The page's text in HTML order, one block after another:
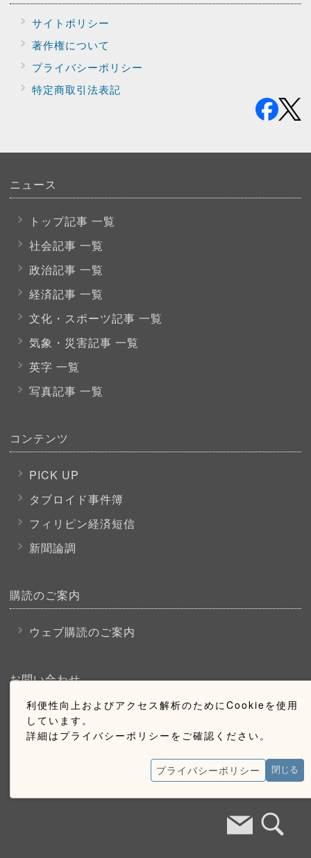
利便性向上およびアクセス解析のためにCookieを使用
しています。
詳細はプライバシーポリシーをご確認ください。
プライバシーポリシー 閉じる
サイトポリシー
著作権について
プライバシーポリシー
特定商取引法表記
ニュース
トップ記事 一覧
社会記事 一覧
政治記事 一覧
経済記事 一覧
文化・スポーツ記事 一覧
気象・災害記事 一覧
英字 一覧
写真記事 一覧
コンテンツ
PICK UP
タブロイド事件簿
フィリピン経済短信
新聞論調
購読のご案内
ウェブ購読のご案内
お問い合わせ
採用情報
お問い合わせ